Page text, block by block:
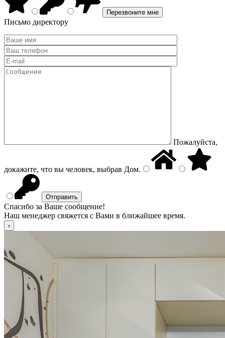
Письмо директору
Пожалуйста,
докажите, что вы человек, выбрав Дом.
Спасибо за Ваше сообщение!
Наш менеджер свяжется с Вами в ближайшее время.